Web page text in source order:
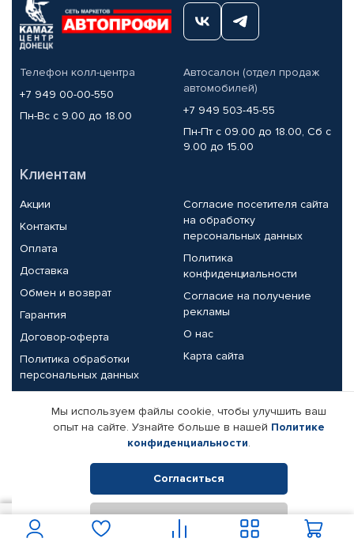
Телефон колл-центра
+7 949 00-00-550
Пн-Вс с 9.00 до 18.00
Автосалон (отдел продаж
автомобилей)
+7 949 503-45-55
Пн-Пт с 09.00 до 18.00, Сб с
9.00 до 15.00
Клиентам
Акции
Контакты
Оплата
Доставка
Обмен и возврат
Гарантия
Договор-оферта
Политика обработки
персональных данных
Согласие посетителя сайта
на обработку
персональных данных
Политика
конфиденциальности
Согласие на получение
рекламы
О нас
Карта сайта
Партнерам
Корпоративным клиентам
Поставщикам
Реквизиты компании
© КАМАЗ ЦЕНТР ДОНЕЦК, 2015-2026. Все права защищены.
Интернет-магазин автомобильных товаров Автопрофи.
Мы используем файлы cookie, чтобы улучшить ваш
опыт на сайте. Узнайте больше в нашей Политике
конфиденциальности.
Согласиться
Отклонить
В корзину